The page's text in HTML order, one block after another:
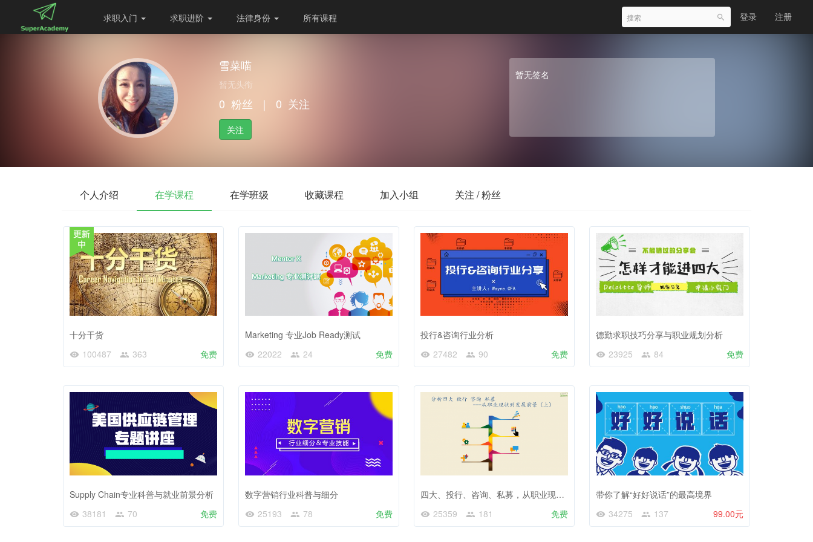
求职入门 求职进阶 法律身份 所有课程 登录 注册
雪菜喵
暂无头衔
0 粉丝 ｜ 0 关注
关注
暂无签名
个人介绍 在学课程 在学班级 收藏课程 加入小组 关注 / 粉丝
十分干货
100487
363 免费
Marketing 专业Job Ready测试
22022
24 免费
投行&咨询行业分析
27482
90 免费
德勤求职技巧分享与职业规划分析
23925
84 免费
Supply Chain专业科普与就业前景分析
38181
70 免费
数字营销行业科普与细分
25193
78 免费
四大、投行、咨询、私募，从职业现状到发展前景全方面对比
25359
181 免费
带你了解“好好说话”的最高境界
34275
137 99.00元